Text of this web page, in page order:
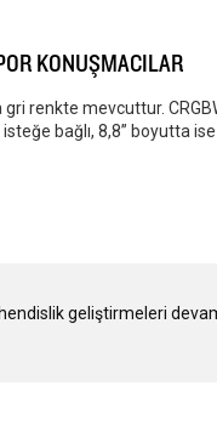
KONUŞMACILAR
renkte mevcuttur. CRGBW
bağlı, 8,8” boyutta
geliştirmeleri